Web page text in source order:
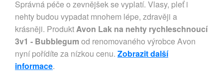
Správná péče o zevnějšek se vyplatí. Vlasy, pleť i
nehty budou vypadat mnohem lépe, zdravěji a
krásněji. ProduktAvon Lak na nehty rychleschnoucí
3v1 - Bubblegum od renomovaného výrobce Avon
nyní pořídíte za nízkou cenu. Zobrazit další
informace.